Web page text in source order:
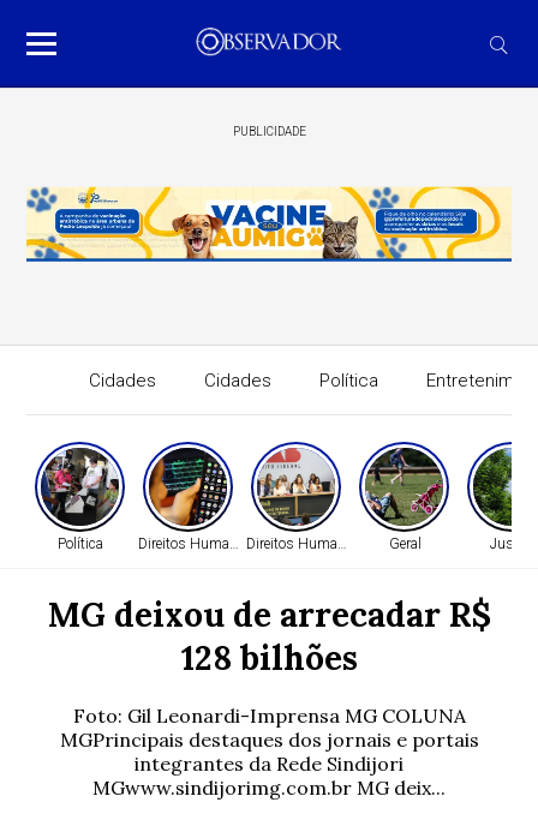
PUBLICIDADE
Cidades Cidades Política
Política Direitos HumanosDireitos Humanos Geral Justiça
MG deixou de arrecadar R$
128 bilhões
Foto: Gil Leonardi-Imprensa MG COLUNA
MGPrincipais destaques dos jornais e portais
integrantes da Rede Sindijori
MGwww.sindijorimg.com.br MG deix...